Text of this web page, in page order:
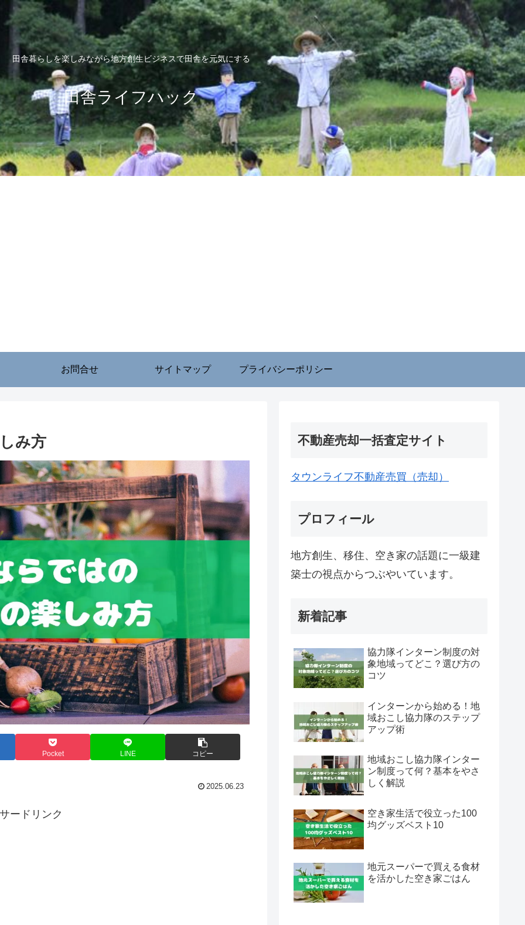
田舎暮らしを楽しみながら地方創生ビジネスで田舎を元気にする
田舎ライフハック
お問合せ サイトマップ プライバシーポリシー
み方
Pocket LINE コピー
2025.06.23
ードリンク
不動産売却一括査定サイト
タウンライフ不動産売買（売却）
プロフィール
地方創生、移住、空き家の話題に一級建
築士の視点からつぶやいています。
新着記事
協力隊インターン制度の対
象地域ってどこ？選び方の
コツ
インターンから始める！地
域おこし協力隊のステップ
アップ術
地域おこし協力隊インター
ン制度って何？基本をやさ
しく解説
空き家生活で役立った100
均グッズベスト10
地元スーパーで買える食材
を活かした空き家ごはん